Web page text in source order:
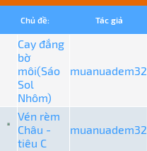
Chủ đề: Tác giả
Cay đắng
bờ
môi(Sáo
Sol
Nhôm)
muanuadem32
Vén rèm
Châu -
tiêu C
muanuadem32